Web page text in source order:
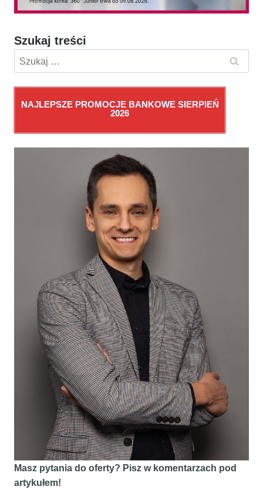
Szukaj treści
Szukaj:
NAJLEPSZE PROMOCJE BANKOWE SIERPIEŃ
2026
Masz pytania do oferty? Pisz w komentarzach pod
artykułem!